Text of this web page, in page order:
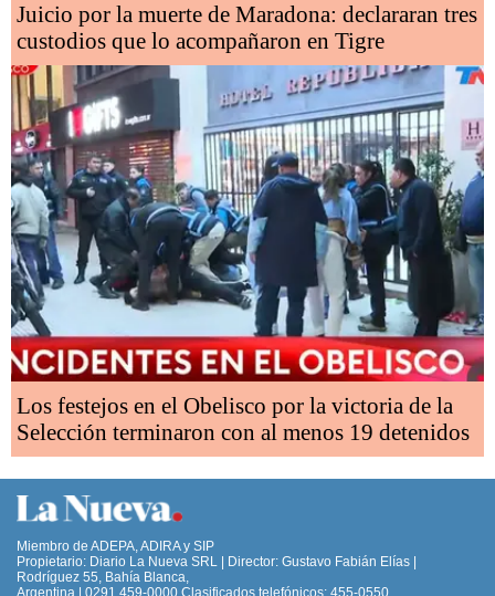
Juicio por la muerte de Maradona: declararan tres
custodios que lo acompañaron en Tigre
Los festejos en el Obelisco por la victoria de la
Selección terminaron con al menos 19 detenidos
Miembro de ADEPA, ADIRA y SIP
Propietario: Diario La Nueva SRL | Director: Gustavo Fabián Elías |
Rodríguez 55, Bahía Blanca,